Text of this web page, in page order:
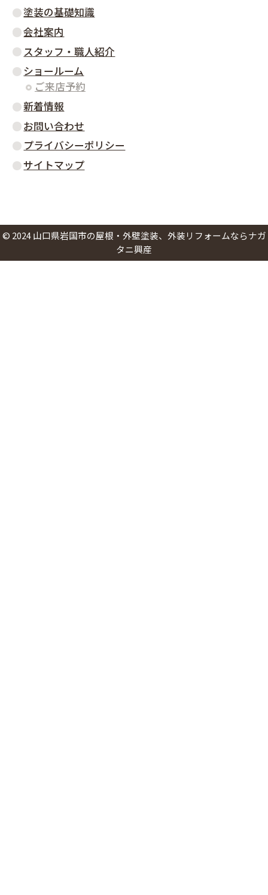
塗装の基礎知識
会社案内
スタッフ・職人紹介
ショールーム
ご来店予約
新着情報
お問い合わせ
プライバシーポリシー
サイトマップ
© 2024 山口県岩国市の屋根・外壁塗装、外装リフォームならナガ
タニ興産